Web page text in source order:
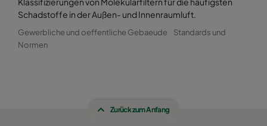
Schadstoffe in der Außen- und Innenraumluft.
Gewerbliche und oeffentliche Gebaeude
Standards und
Normen
Zurück zum Anfang